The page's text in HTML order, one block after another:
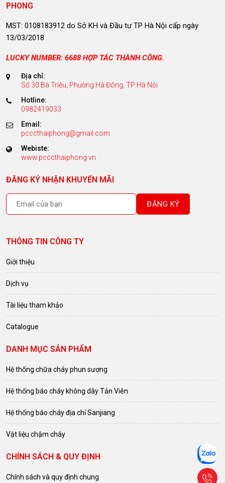
PHONG
MST: 0108183912 do Sở KH và Đầu tư TP Hà Nội cấp ngày
13/03/2018
LUCKY NUMBER: 6688 HỢP TÁC THÀNH CÔNG.
Địa chỉ:
Số 30 Bà Triệu, Phường Hà Đông, TP Hà Nội
Hotline:
0982419033
Email:
pcccthaiphong@gmail.com
Webiste:
www.pcccthaiphong.vn
ĐĂNG KÝ NHẬN KHUYẾN MÃI
THÔNG TIN CÔNG TY
Giới thiệu
Dịch vụ
Tài liệu tham khảo
Catalogue
DANH MỤC SẢN PHẨM
Hệ thống chữa cháy phun sương
Hệ thống báo cháy không dây Tản Viên
Hệ thống báo cháy địa chỉ Sanjiang
Vật liệu chậm cháy
CHÍNH SÁCH & QUY ĐỊNH
Chính sách và quy định chung